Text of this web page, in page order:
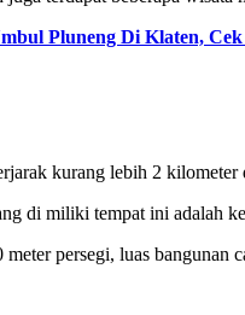
Pluneng Di Klaten,
kurang lebih 2
di miliki tempat ini adalah
persegi, luas bangunan